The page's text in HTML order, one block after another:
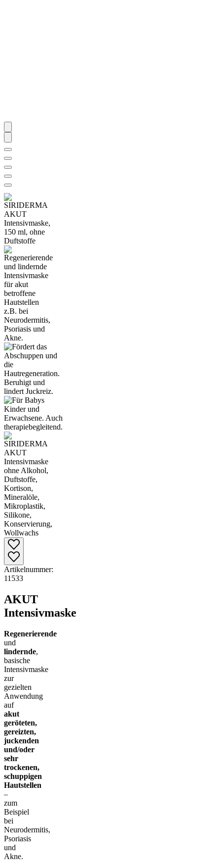
Artikelnummer:
11533
AKUT
Intensivmaske
Regenerierende
und
lindernde,
basische
Intensivmaske
zur
gezielten
Anwendung
auf
akut
geröteten,
gereizten,
juckenden
und/oder
sehr
trockenen,
schuppigen
Hautstellen
–
zum
Beispiel
bei
Neurodermitis,
Psoriasis
und
Akne.